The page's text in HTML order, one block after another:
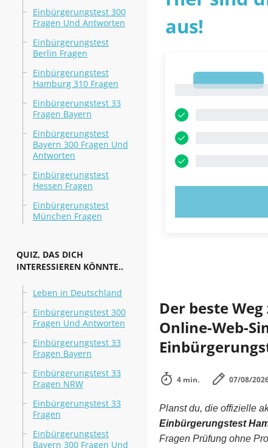
Einbürgerungstest 300
Fragen Und Antworten
Einbürgerungstest
Berlin Fragen
Einbürgerungstest
Hamburg 310 Fragen
Einbürgerungstest 33
Fragen Bayern
Einbürgerungstest
Bayern 300 Fragen Und
Antworten
Einbürgerungstest
Hessen Fragen
Einbürgerungstest
München Fragen
QUIZ, DAS DICH
INTERESSIEREN KÖNNTE..
Leben in Deutschland
Einbürgerungstest 300
Fragen Und Antworten
Einbürgerungstest 33
Fragen Bayern
Einbürgerungstest 33
Fragen NRW
Einbürgerungstest 33
Fragen
Einbürgerungstest
Bayern 300 Fragen Und
aus!
Der beste
Online-Web-
4 min. 07/08/
Planst du, die offizielle
Einbürgerungstest
Fragen Prüfung ohne